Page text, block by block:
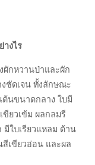
งไร
กหวานป่าและผัก
ชัดเจน ทั้งลักษณะ
นขนาดกลาง ใบมี
ขียวเข้ม ผลกลมรี
ใบเรียวแหลม ด้าน
สีเขียวอ่อน และผล